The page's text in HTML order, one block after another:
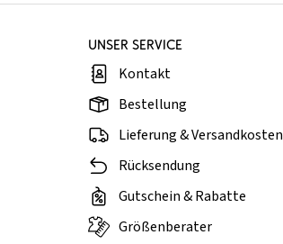
UNSER SERVICE
Kontakt
Bestellung
Lieferung & Versandkosten
Rücksendung
Gutschein & Rabatte
Größenberater